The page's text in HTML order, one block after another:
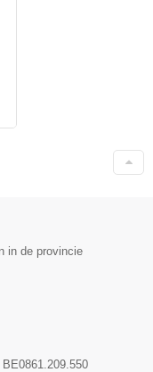
in de provincie
BE0861.209.550